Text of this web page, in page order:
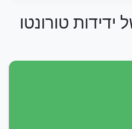
ידידות טורונטו